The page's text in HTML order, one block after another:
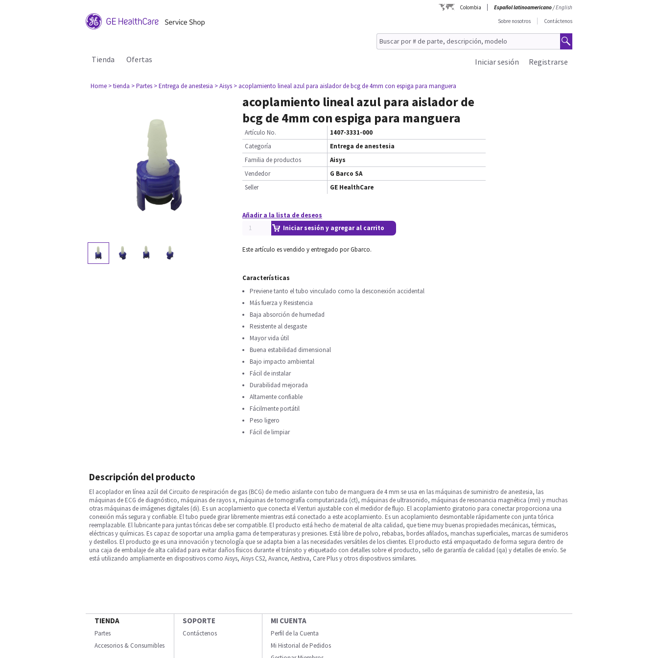
Colombia Español latinoamericano/English
Sobre nosotros
Contáctenos
Tienda Ofertas Registrarse
Iniciar sesión
Home > tienda > Partes > Entrega de anestesia > Aisys > acoplamiento lineal azul para aislador de bcg de 4mm con espiga para manguera
acoplamiento lineal azul para aislador de
bcg de 4mm con espiga para manguera
Artículo No.
1407-3331-000
Categoría
Entrega de anestesia
Familia de productos
Aisys
Vendedor
G Barco SA
Seller
GE HealthCare
Añadir a la lista de deseos
Iniciar sesión y agregar al carrito
Este artículo es vendido y entregado por Gbarco.
Características
Previene tanto el tubo vinculado como la desconexión accidental
Más fuerza y Resistencia
Baja absorción de humedad
Resistente al desgaste
Mayor vida útil
Buena estabilidad dimensional
Bajo impacto ambiental
Fácil de instalar
Durabilidad mejorada
Altamente confiable
Fácilmente portátil
Peso ligero
Fácil de limpiar
Descripción del producto
El acoplador en línea azúl del Circuito de respiración de gas (BCG) de medio aislante con tubo de manguera de 4 mm se usa en las máquinas de suministro de anestesia, las
máquinas de ECG de diagnóstico, máquinas de rayos x, máquinas de tomografía computarizada (ct), máquinas de ultrasonido, máquinas de resonancia magnética (mri) y muchas
otras máquinas de imágenes digitales (di). Es un acoplamiento que conecta el Venturi ajustable con el medidor de flujo. El acoplamiento giratorio para conectar proporciona una
conexión más segura y confiable. El tubo puede girar libremente mientras está conectado a este acoplamiento. Es un acoplamiento desmontable rápidamente con junta tórica
reemplazable. El lubricante para juntas tóricas debe ser compatible. El producto está hecho de material de alta calidad, que tiene muy buenas propiedades mecánicas, térmicas,
eléctricas y químicas. Es capaz de soportar una amplia gama de temperaturas y presiones. Está libre de polvo, rebabas, bordes afilados, manchas superficiales, marcas de sumideros
y destellos. El producto ge es una innovación y tecnología que se adapta bien a las necesidades versátiles de los clientes. El producto está empaquetado de forma segura dentro de
una caja de embalaje de alta calidad para evitar daños físicos durante el tránsito y etiquetado con detalles sobre el producto, sello de garantía de calidad (qa) y detalles de envío. Se
está utilizando ampliamente en dispositivos como Aisys, Aisys CS2, Avance, Aestiva, Care Plus y otros dispositivos similares.
TIENDA
Partes
Accesorios & Consumibles
SOPORTE
Contáctenos
MI CUENTA
Perfil de la Cuenta
Mi Historial de Pedidos